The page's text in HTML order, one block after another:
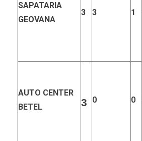
SAPATARIA
GEOVANA
3 3 1
AUTO CENTER
BETEL
3 0 0